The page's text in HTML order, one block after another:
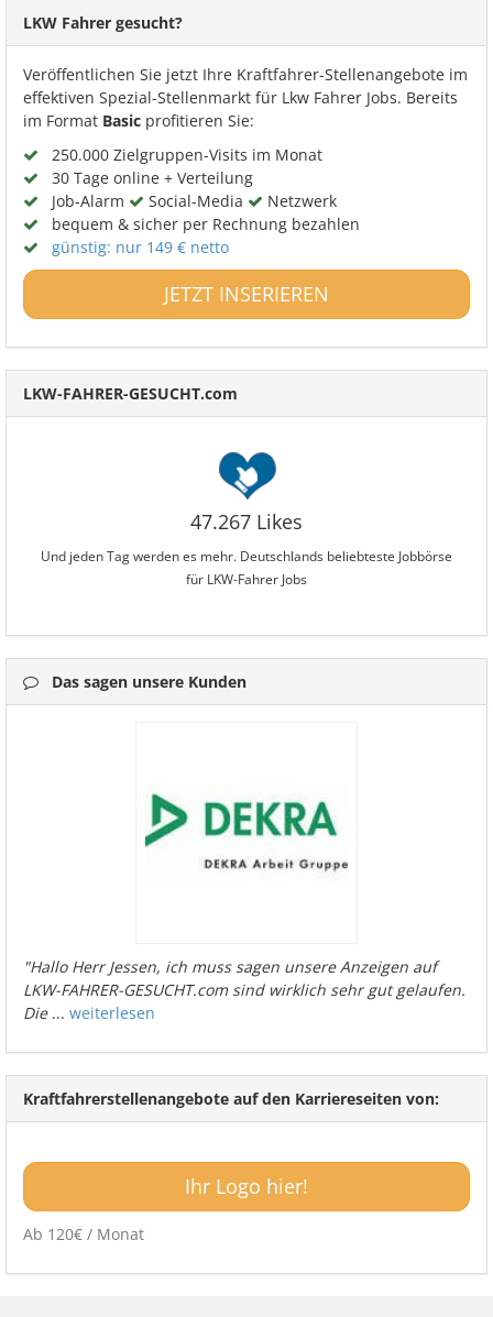
LKW Fahrer gesucht?
Veröffentlichen Sie jetzt Ihre Kraftfahrer-Stellenangebote im
effektiven Spezial-Stellenmarkt für Lkw Fahrer Jobs. Bereits
im Format Basic profitieren Sie:
250.000 Zielgruppen-Visits im Monat
30 Tage online + Verteilung
Job-Alarm
Social-Media
Netzwerk
bequem & sicher per Rechnung bezahlen
günstig: nur 149 € netto
JETZT INSERIEREN
LKW-FAHRER-GESUCHT.com
47.267 Likes
Und jeden Tag werden es mehr. Deutschlands beliebteste Jobbörse
für LKW-Fahrer Jobs
Das sagen unsere Kunden
"Hallo Herr Jessen, ich muss sagen unsere Anzeigen auf
LKW-FAHRER-GESUCHT.com sind wirklich sehr gut gelaufen.
Die... weiterlesen
Kraftfahrerstellenangebote auf den Karriereseiten von:
Ihr Logo hier!
Ab 120€ / Monat